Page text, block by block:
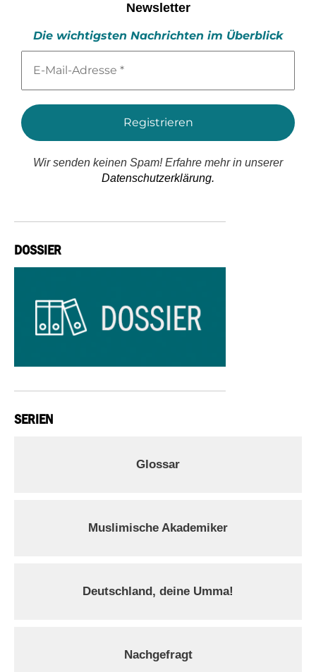
Newsletter
Die wichtigsten Nachrichten im Überblick
Mail-
*
Wir senden keinen Spam! Erfahre mehr in unserer
Datenschutzerklärung.
DOSSIER
SERIEN
Glossar
Muslimische Akademiker
Deutschland, deine Umma!
Nachgefragt